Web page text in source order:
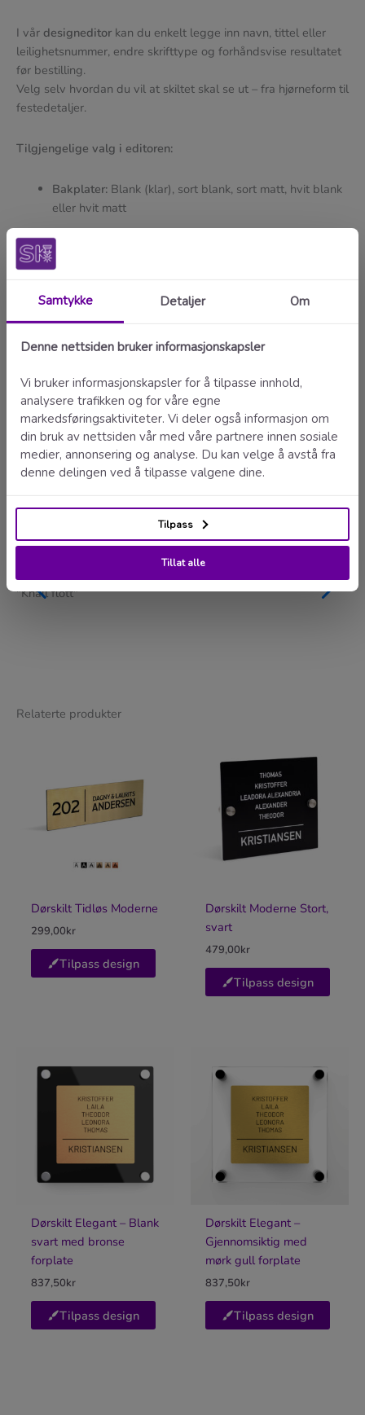
I vår designeditor kan du enkelt legge inn navn, tittel eller
leilighetsnummer, endre skrifttype og forhåndsvise resultatet
før bestilling.
Velg selv hvordan du vil at skiltet skal se ut – fra hjørneform til
festedetaljer.
Tilgjengelige valg i editoren:
Bakplater:Blank (klar), sort blank, sort matt, hvit blank
eller hvit matt
Forplater:
Avstandsstykker:
Leveres monteringsklar, inkludert avstandsstykker og skruer.
Størrelse: 150 x 150 mm
Tilpass design
Enkel bestilling Rask levering
Ole
"Knall flott"
Relaterte produkter
Dørskilt Tidløs Moderne
299,00kr
Tilpass design
Dørskilt Moderne Stort,
svart
479,00kr
Tilpass design
Dørskilt Elegant – Blank
svart med bronse
forplate
837,50kr
Tilpass design
Dørskilt Elegant –
Gjennomsiktig med
mørk gull forplate
837,50kr
Tilpass design